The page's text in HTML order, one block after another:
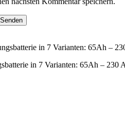
in 7 Varianten: 65Ah – 230